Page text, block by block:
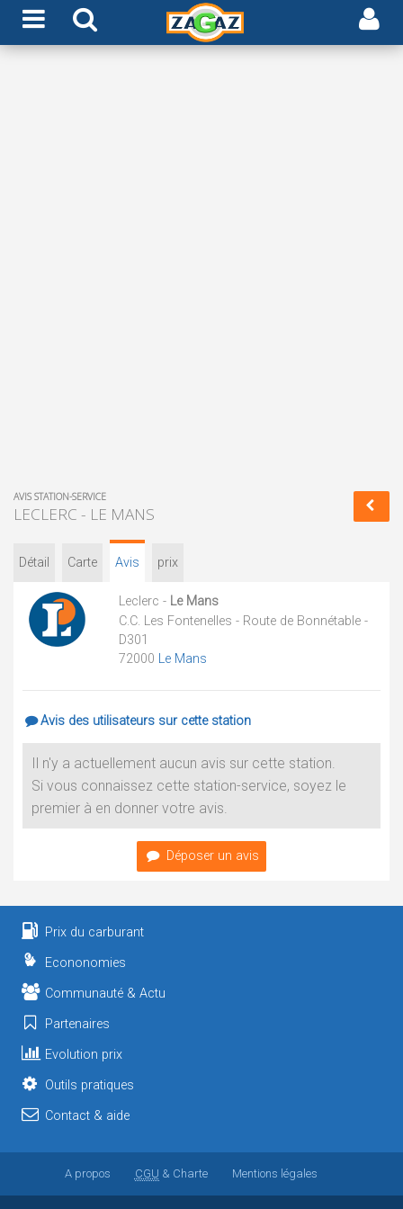
AVIS STATION-SERVICE
LECLERC - LE MANS
Détail Carte Avis prix
Leclerc - Le Mans
C.C. Les Fontenelles - Route de Bonnétable -
D301
72000 Le Mans
Avis des utilisateurs sur cette station
Il n'y a actuellement aucun avis sur cette station.
Si vous connaissez cette station-service, soyez le
premier à en donner votre avis.
Déposer un avis
Prix du carburant
Econonomies
Communauté & Actu
Partenaires
Evolution prix
Outils pratiques
Contact & aide
A propos CGU & Charte Mentions légales